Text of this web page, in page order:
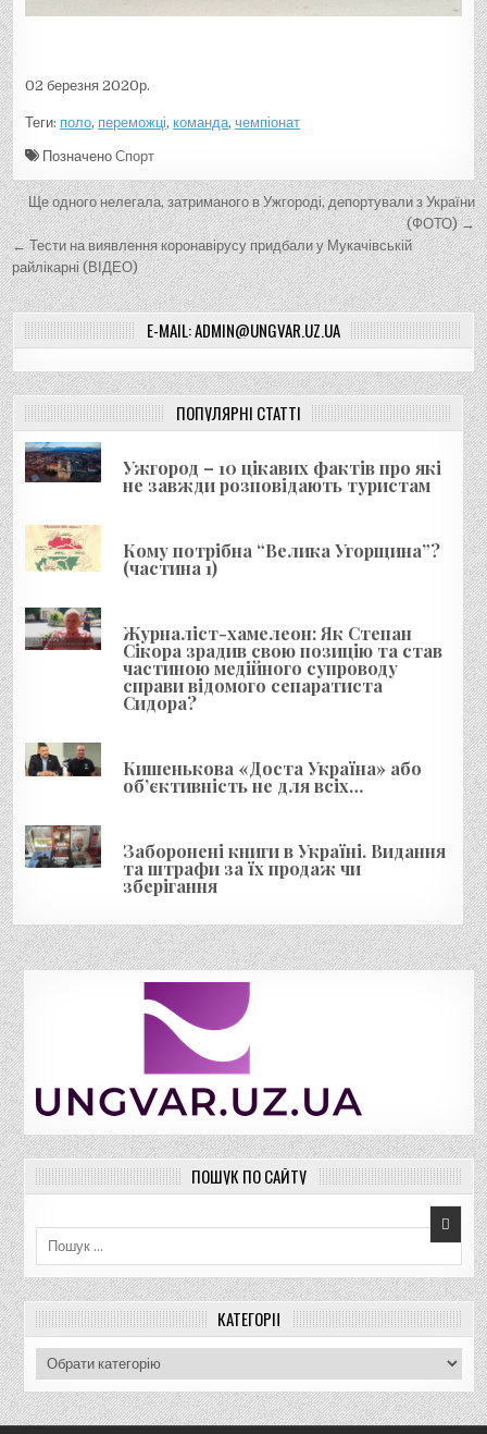
02 березня 2020р.
Теги: поло, переможці,команда,чемпіонат
ПозначеноСпорт
Н
а
в
і
г
а
ц
і
я
з
а
п
и
с
і
в
Ще одного нелегала, затриманого в Ужгороді, депортували з України
(ФОТО) →
← Тести на виявлення коронавірусу придбали у Мукачівській
райлікарні (ВІДЕО)
E-MAIL: ADMIN@UNGVAR.UZ.UA
ПОПУЛЯРНІ СТАТТІ
Ужгород – 10 цікавих фактів про які
не завжди розповідають туристам
Кому потрібна “Велика Угорщина”?
(частина 1)
Журналіст-хамелеон: Як Степан
Сікора зрадив свою позицію та став
частиною медійного супроводу
справи відомого сепаратиста
Сидора?
Кишенькова «Доста Україна» або
об’єктивність не для всіх…
Заборонені книги в Україні. Видання
та штрафи за їх продаж чи
зберігання
ПОШУК ПО САЙТУ
КАТЕГОРІЇ
а
т
е